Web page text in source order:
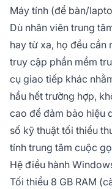
Máy tính (để bàn/
Dù nhân viên trung
hay từ xa, họ đều
truy cập phần mềm
cụ giao tiếp khác
hầu hết trường hợp,
cao để đảm bảo hiệu
số kỹ thuật tối thiểu
tính trung tâm cuộc
Hệ điều hành
Tối thiểu 8 GB RAM